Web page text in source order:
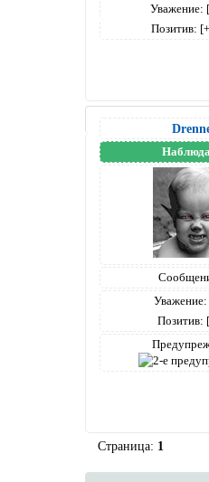
Уважение:
Позитив:
Уважение:
Позитив:
Страница: 1